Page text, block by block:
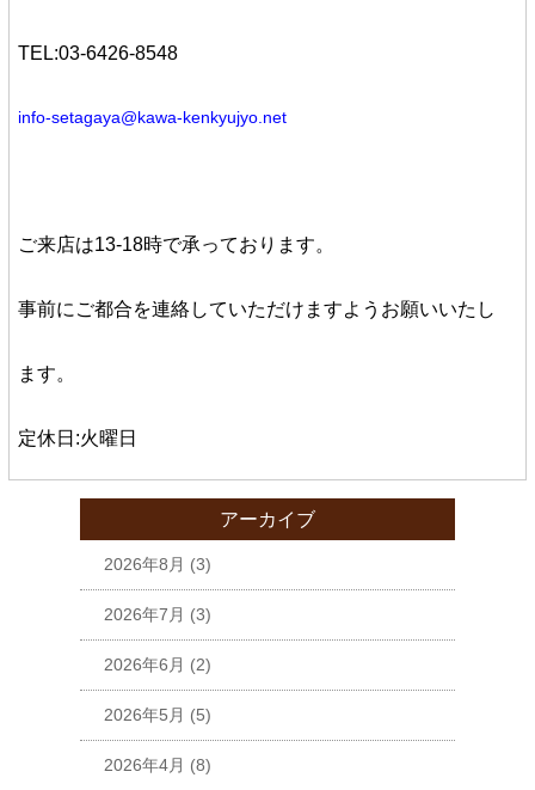
TEL:03-6426-8548
info-setagaya@kawa-kenkyujyo.net
ご来店は13-18時で承っております。
事前にご都合を連絡していただけますようお願いいたし
ます。
定休日:火曜日
アーカイブ
2026年8月 (3)
2026年7月 (3)
2026年6月 (2)
2026年5月 (5)
2026年4月 (8)